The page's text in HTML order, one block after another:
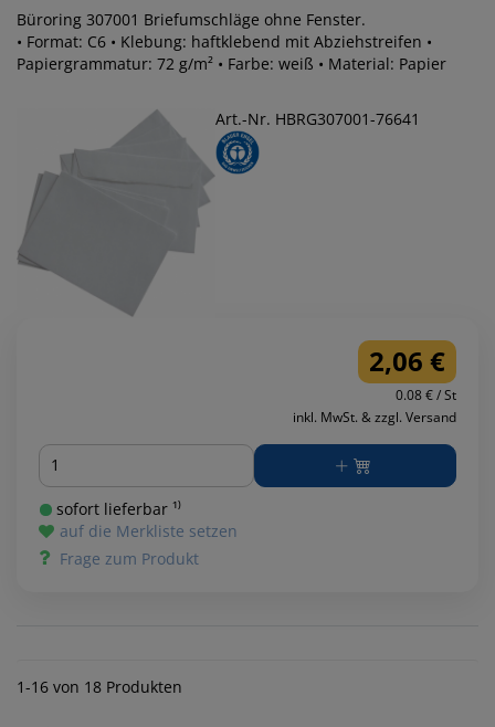
Büroring 307001 Briefumschläge ohne Fenster.
• Format: C6 • Klebung: haftklebend mit Abziehstreifen •
Papiergrammatur: 72 g/m² • Farbe: weiß • Material: Papier
Art.-Nr. HBRG307001-76641
2,06 €
0.08 € / St
inkl. MwSt. & zzgl. Versand
Menge
sofort lieferbar ¹⁾
auf die Merkliste setzen
Frage zum Produkt
1-16 von 18 Produkten